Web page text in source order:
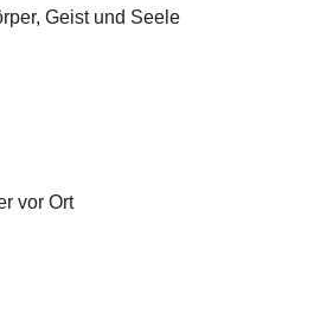
Geist und Seele
vor Ort